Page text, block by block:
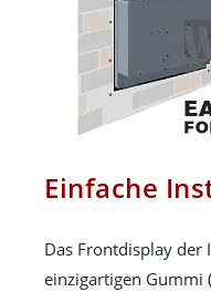
Einfache
Das Frontdisplay der
einzigartigen Gummi